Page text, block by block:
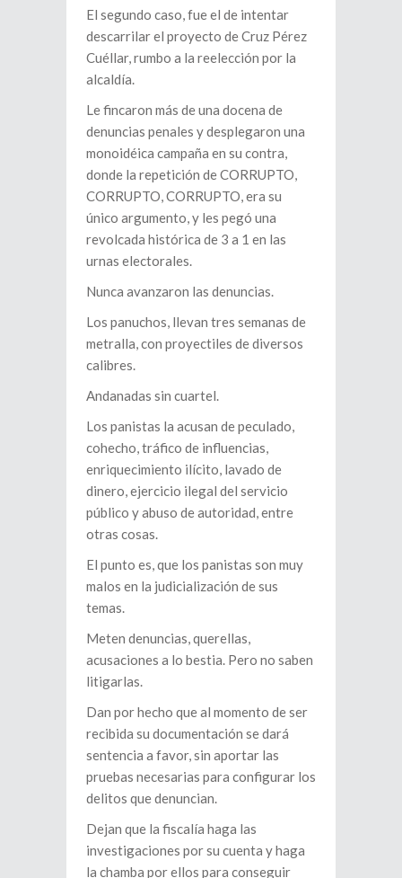
El segundo caso, fue el de intentar
descarrilar el proyecto de Cruz Pérez
Cuéllar, rumbo a la reelección por la
alcaldía.
Le fincaron más de una docena de
denuncias penales y desplegaron una
monoidéica campaña en su contra,
donde la repetición de CORRUPTO,
CORRUPTO, CORRUPTO, era su
único argumento, y les pegó una
revolcada histórica de 3 a 1 en las
urnas electorales.
Nunca avanzaron las denuncias.
Los panuchos, llevan tres semanas de
metralla, con proyectiles de diversos
calibres.
Andanadas sin cuartel.
Los panistas la acusan de peculado,
cohecho, tráfico de influencias,
enriquecimiento ilícito, lavado de
dinero, ejercicio ilegal del servicio
público y abuso de autoridad, entre
otras cosas.
El punto es, que los panistas son muy
malos en la judicialización de sus
temas.
Meten denuncias, querellas,
acusaciones a lo bestia. Pero no saben
litigarlas.
Dan por hecho que al momento de ser
recibida su documentación se dará
sentencia a favor, sin aportar las
pruebas necesarias para configurar los
delitos que denuncian.
Dejan que la fiscalía haga las
investigaciones por su cuenta y haga
la chamba por ellos para conseguir